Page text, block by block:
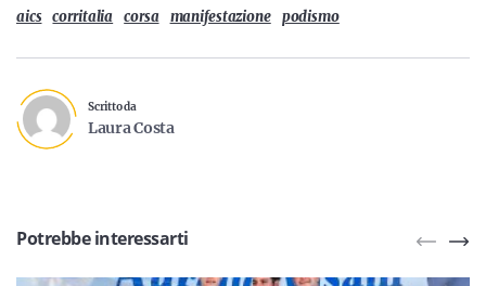
aics corritalia corsa manifestazione podismo
Scritto da
Laura Costa
Potrebbe interessarti